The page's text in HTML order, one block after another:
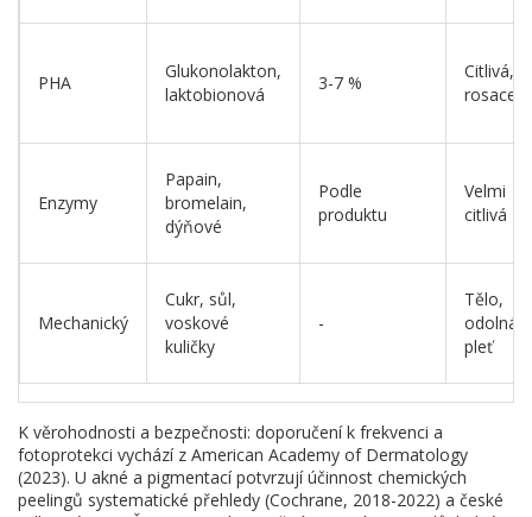
PHA
Glukonolakton,
laktobionová
3-7 %
Citlivá,
rosacea
Enzymy
Papain,
bromelain,
dýňové
Podle
produktu
Velmi
citlivá
Mechanický
Cukr, sůl,
voskové
kuličky
-
Tělo,
odolná
pleť
K věrohodnosti a bezpečnosti: doporučení k frekvenci a
fotoprotekci vychází z American Academy of Dermatology
(2023). U akné a pigmentací potvrzují účinnost chemických
peelingů systematické přehledy (Cochrane, 2018-2022) a české